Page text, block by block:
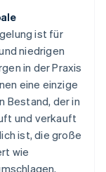
ist für
niedrigen
in der Praxis
eine einzige
Bestand, der in
und verkauft
ist, die große
wie